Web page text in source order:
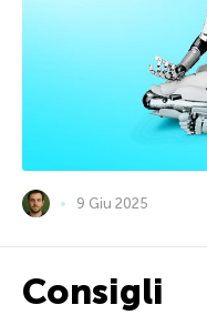
9 Giu 2025
Consigli